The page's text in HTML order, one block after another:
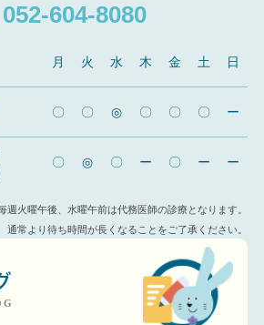
052-604-8080
月 火 水 木 金 土 日
〇 〇 ◎ 〇 〇 〇 ー
〇 ◎ 〇 ー 〇 ー ー
火曜午後、水曜午前は代務医師の診療となります。
通常より待ち時間が長くなることをご了承ください。